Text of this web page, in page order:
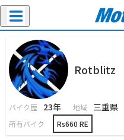
Rotblitz
バイク歴 23年 地域 三重県
所有バイク Rs660 RE